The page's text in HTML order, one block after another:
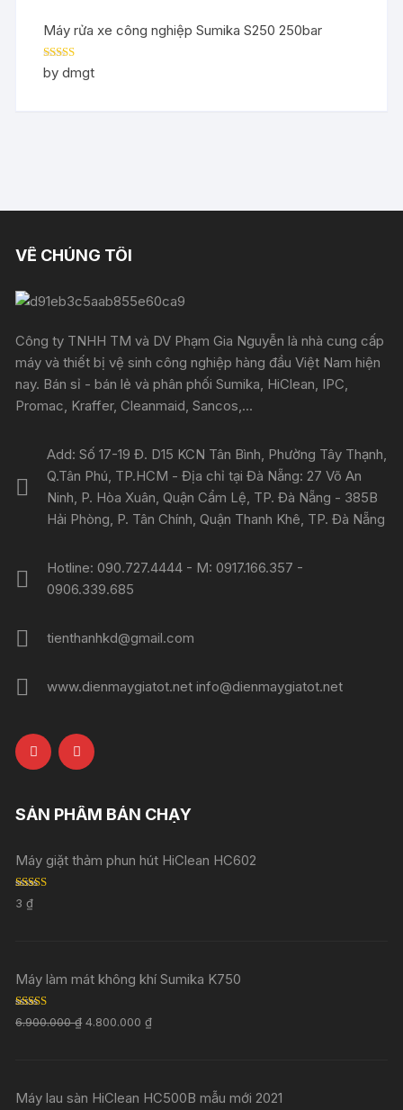
Máy rửa xe công nghiệp Sumika S250 250bar
Rated5out
of 5
by dmgt
VỀ CHÚNG TÔI
Công ty TNHH TM và DV Phạm Gia Nguyễn là nhà cung cấp
máy và thiết bị vệ sinh công nghiệp hàng đầu Việt Nam hiện
nay. Bán sỉ - bán lẻ và phân phối Sumika, HiClean, IPC,
Promac, Kraffer, Cleanmaid, Sancos,...
Add: Số 17-19 Đ. D15 KCN Tân Bình, Phường Tây Thạnh,
Q.Tân Phú, TP.HCM - Địa chỉ tại Đà Nẵng: 27 Võ An
Ninh, P. Hòa Xuân, Quận Cẩm Lệ, TP. Đà Nẵng - 385B
Hải Phòng, P. Tân Chính, Quận Thanh Khê, TP. Đà Nẵng
Hotline: 090.727.4444 - M: 0917.166.357 -
0906.339.685
tienthanhkd@gmail.com
www.dienmaygiatot.net info@dienmaygiatot.net
SẢN PHẨM BÁN CHẠY
Máy giặt thảm phun hút HiClean HC602
Rated
out of 5
3₫
Máy làm mát không khí Sumika K750
Rated 5.00
out of 5
6.900.000₫ 4.800.000₫
Máy lau sàn HiClean HC500B mẫu mới 2021